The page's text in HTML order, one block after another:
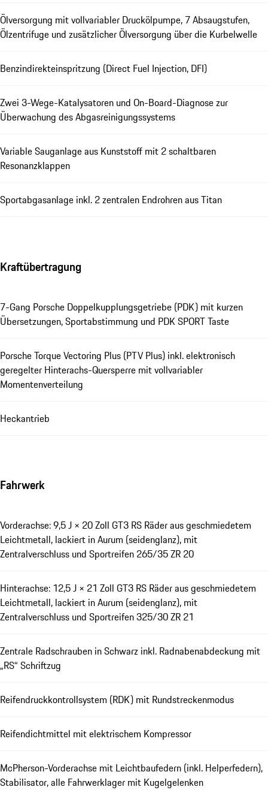
Ölversorgung mit vollvariabler Druckölpumpe, 7 Absaugstufen,
Ölzentrifuge und zusätzlicher Ölversorgung über die Kurbelwelle
Benzindirekteinspritzung (Direct Fuel Injection, DFI)
Zwei 3-Wege-Katalysatoren und On-Board-Diagnose zur
Überwachung des Abgasreinigungssystems
Variable Sauganlage aus Kunststoff mit 2 schaltbaren
Resonanzklappen
Sportabgasanlage inkl. 2 zentralen Endrohren aus Titan
Kraftübertragung
7-Gang Porsche Doppelkupplungsgetriebe (PDK) mit kurzen
Übersetzungen, Sportabstimmung und PDK SPORT Taste
Porsche Torque Vectoring Plus (PTV Plus) inkl. elektronisch
geregelter Hinterachs-Quersperre mit vollvariabler
Momentenverteilung
Heckantrieb
Fahrwerk
Vorderachse: 9,5 J × 20 Zoll GT3 RS Räder aus geschmiedetem
Leichtmetall, lackiert in Aurum (seidenglanz), mit
Zentralverschluss und Sportreifen 265/35 ZR 20
Hinterachse: 12,5 J × 21 Zoll GT3 RS Räder aus geschmiedetem
Leichtmetall, lackiert in Aurum (seidenglanz), mit
Zentralverschluss und Sportreifen 325/30 ZR 21
Zentrale Radschrauben in Schwarz inkl. Radnabenabdeckung mit
„RS“ Schriftzug
Reifendruckkontrollsystem (RDK) mit Rundstreckenmodus
Reifendichtmittel mit elektrischem Kompressor
McPherson-Vorderachse mit Leichtbaufedern (inkl. Helperfedern),
Stabilisator, alle Fahrwerklager mit Kugelgelenken